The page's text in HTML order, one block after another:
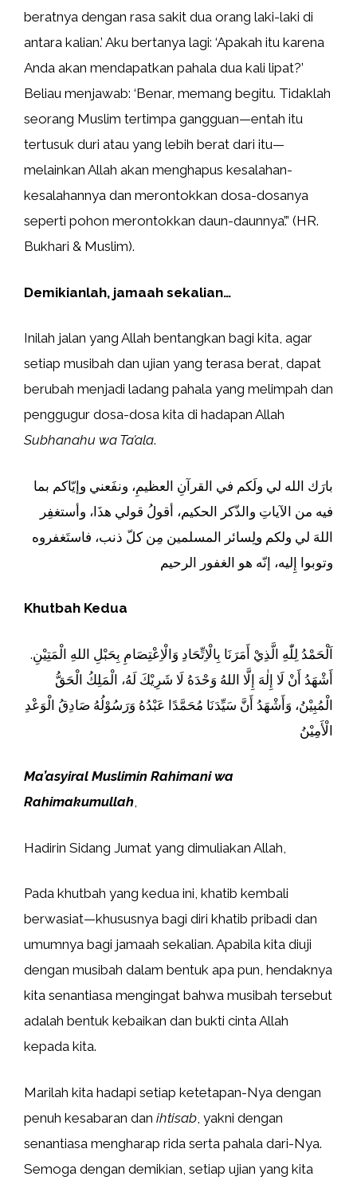
beratnya dengan rasa sakit dua orang laki-laki di
antara kalian.’ Aku bertanya lagi: ‘Apakah itu karena
Anda akan mendapatkan pahala dua kali lipat?’
Beliau menjawab: ‘Benar, memang begitu. Tidaklah
seorang Muslim tertimpa gangguan—entah itu
tertusuk duri atau yang lebih berat dari itu—
melainkan Allah akan menghapus kesalahan-
kesalahannya dan merontokkan dosa-dosanya
seperti pohon merontokkan daun-daunnya’.” (HR.
Bukhari & Muslim).
Demikianlah, jamaah sekalian…
Inilah jalan yang Allah bentangkan bagi kita, agar
setiap musibah dan ujian yang terasa berat, dapat
berubah menjadi ladang pahala yang melimpah dan
penggugur dosa-dosa kita di hadapan Allah
Subhanahu wa Ta’ala.
بارَك الله لي ولَكم في القرآنِ العظيمِ، ونفَعني وإيّاكم بما
فيه من الآياتِ والذّكر الحكيم، أقولُ قولي هذَا، وأستغفِر
اللهَ لي ولكم ولِسائر المسلمين مِن كلّ ذنب، فاستَغفروه
وتوبوا إِليه، إنّه هو الغفور الرحيم
Khutbah Kedua
اَلْحَمْدُ لِلّٰهِ الَّذِيْ أَمَرَنَا بِالْاِتِّحَادِ وَالْاِعْتِصَامِ بِحَبْلِ اللهِ الْمَتِيْنِ.
أَشْهَدُ أَنْ لَا إِلٰهَ إِلَّا اللهُ وَحْدَهُ لَا شَرِيْكَ لَهُ، الْمَلِكُ الْحَقُّ
الْمُبِيْنُ، وَأَشْهَدُ أَنَّ سَيِّدَنَا مُحَمَّدًا عَبْدُهُ وَرَسُوْلُهُ صَادِقُ الْوَعْدِ
الْأَمِيْنُ
Ma’asyiral Muslimin Rahimani wa
Rahimakumullah,
Hadirin Sidang Jumat yang dimuliakan Allah,
Pada khutbah yang kedua ini, khatib kembali
berwasiat—khususnya bagi diri khatib pribadi dan
umumnya bagi jamaah sekalian. Apabila kita diuji
dengan musibah dalam bentuk apa pun, hendaknya
kita senantiasa mengingat bahwa musibah tersebut
adalah bentuk kebaikan dan bukti cinta Allah
kepada kita.
Marilah kita hadapi setiap ketetapan-Nya dengan
penuh kesabaran dan ihtisab , yakni dengan
senantiasa mengharap rida serta pahala dari-Nya.
Semoga dengan demikian, setiap ujian yang kita